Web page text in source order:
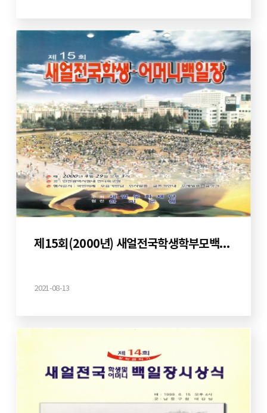
제15회(2000년) 새얼전국학생학부모백일장
2021-08-13